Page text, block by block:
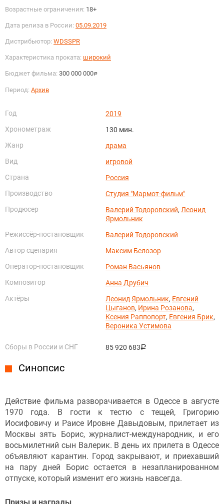
Возрастные ограничения: 18+
Дата релиза в России: 05.09.2019
Дистрибьютор: WDSSPR
Характеристика проката: широкий
Бюджет фильма: 300 000 000руб.
Период: Архив
Год
2019
Хронометраж
130 мин.
Жанр
драма
Вид
игровой
Страна
Россия
Производство
Студия "Мармот-фильм"
Продюсер
Валерий Тодоровский, Леонид
Ярмольник
Режиссёр-постановщик
Валерий Тодоровский
Автор сценария
Максим Белозор
Оператор-постановщик
Роман Васьянов
Композитор
Анна Друбич
Актёры
Леонид Ярмольник, Евгений
Цыганов, Ирина Розанова,
Ксения Раппопорт, Евгения Брик,
Вероника Устимова
Сборы в России и СНГ 85 920 683руб.
Синопсис
Действие фильма разворачивается в Одессе в августе
1970 года. В гости к тестю с тещей, Григорию
Иосифовичу и Раисе Ировне Давыдовым, прилетает из
Москвы зять Борис, журналист-международник, и его
восьмилетний сын Валерик. В день их прилета в Одессе
объявляют карантин. Город закрывают, и приехавший
на пару дней Борис остается в незапланированном
отпуске, который изменит его жизнь навсегда.